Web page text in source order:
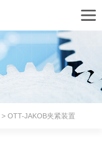
> OTT-JAKOB夹紧装置